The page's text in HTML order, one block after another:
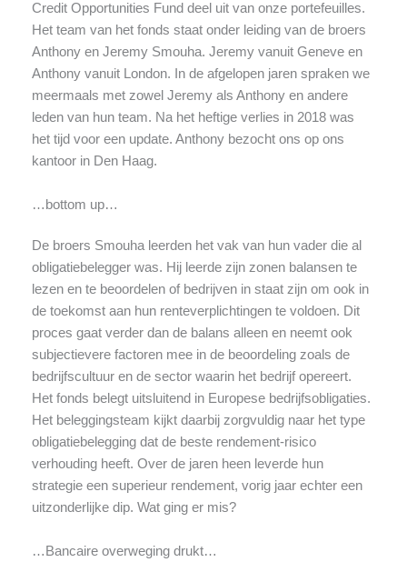
Credit Opportunities Fund deel uit van onze portefeuilles.
Het team van het fonds staat onder leiding van de broers
Anthony en Jeremy Smouha. Jeremy vanuit Geneve en
Anthony vanuit London. In de afgelopen jaren spraken we
meermaals met zowel Jeremy als Anthony en andere
leden van hun team. Na het heftige verlies in 2018 was
het tijd voor een update. Anthony bezocht ons op ons
kantoor in Den Haag.
…bottom up…
De broers Smouha leerden het vak van hun vader die al
obligatiebelegger was. Hij leerde zijn zonen balansen te
lezen en te beoordelen of bedrijven in staat zijn om ook in
de toekomst aan hun renteverplichtingen te voldoen. Dit
proces gaat verder dan de balans alleen en neemt ook
subjectievere factoren mee in de beoordeling zoals de
bedrijfscultuur en de sector waarin het bedrijf opereert.
Het fonds belegt uitsluitend in Europese bedrijfsobligaties.
Het beleggingsteam kijkt daarbij zorgvuldig naar het type
obligatiebelegging dat de beste rendement-risico
verhouding heeft. Over de jaren heen leverde hun
strategie een superieur rendement, vorig jaar echter een
uitzonderlijke dip. Wat ging er mis?
…Bancaire overweging drukt…